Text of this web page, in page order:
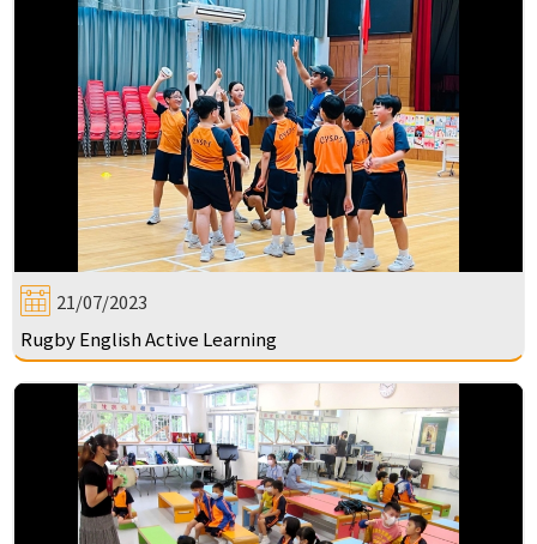
21/07/2023
Rugby English Active Learning